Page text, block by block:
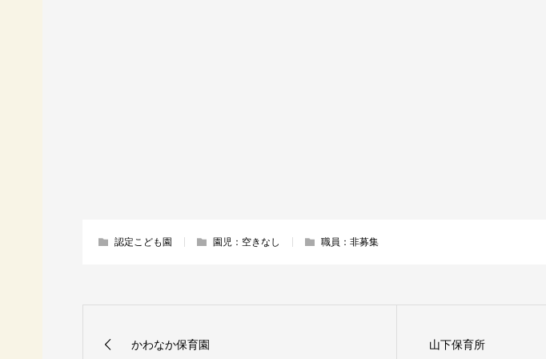
認定こども園 園児：空きなし 職員：非募集
かわなか保育園 山下保育所